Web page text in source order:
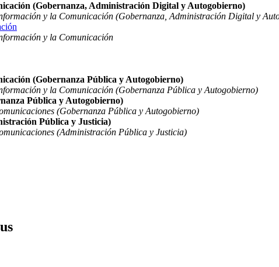
(Gobernanza, Administración Digital y Autogobierno)
y la Comunicación (Gobernanza, Administración Digital y
y la Comunicación
(Gobernanza Pública y Autogobierno)
y la Comunicación (Gobernanza Pública y Autogobierno)
Pública y Autogobierno)
(Gobernanza Pública y Autogobierno)
Pública y Justicia)
(Administración Pública y Justicia)